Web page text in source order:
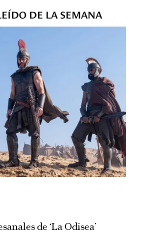
DE LA SEMANA
de ‘La Odisea’